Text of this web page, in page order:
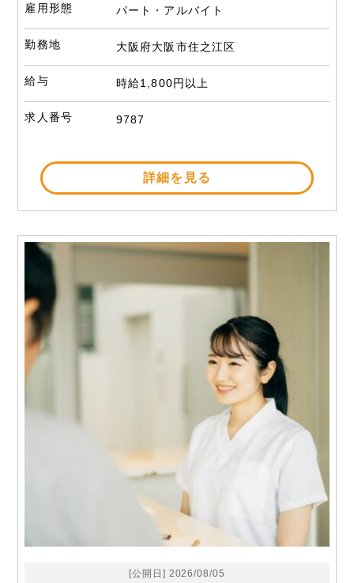
雇用形態 パート・アルバイト
勤務地 大阪府大阪市住之江区
給与 時給1,800円以上
求人番号 9787
詳細を見る
[公開日] 2026/08/05